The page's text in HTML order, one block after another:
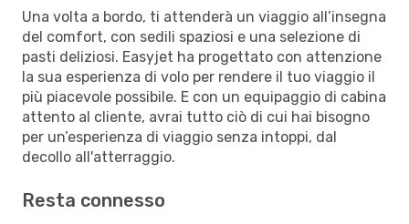
Una volta a bordo, ti attenderà un viaggio all’insegna
del comfort, con sedili spaziosi e una selezione di
pasti deliziosi. Easyjet ha progettato con attenzione
la sua esperienza di volo per rendere il tuo viaggio il
più piacevole possibile. E con un equipaggio di cabina
attento al cliente, avrai tutto ciò di cui hai bisogno
per un’esperienza di viaggio senza intoppi, dal
decollo all'atterraggio.
Resta connesso